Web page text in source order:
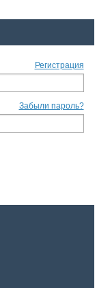
Регистрация
Забыли пароль?